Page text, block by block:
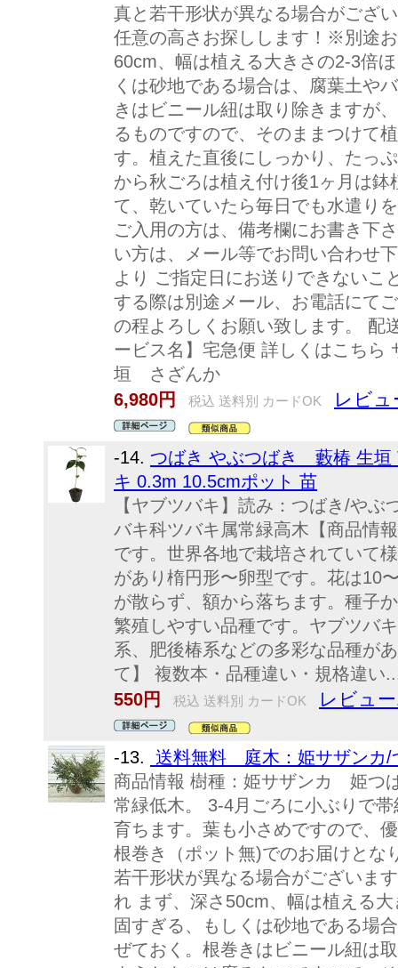
真と若干形状が異なる場合がご
任意の高さお探しします！※別途
60cm、幅は植える大きさの2-3倍
くは砂地である場合は、腐葉土や
きはビニール紐は取り除きますが
るものですので、そのままつけて
す。植えた直後にしっかり、たっ
から秋ごろは植え付け後1ヶ月は
て、乾いていたら毎日でも水遣り
ご入用の方は、備考欄にお書き下
い方は、メール等でお問い合わせ
より ご指定日にお送りできないこ
する際は別途メール、お電話にて
の程よろしくお願い致します。 配
ービス名】宅急便 詳しくはこちら
垣 さざんか
6,980円
税込 送料別 カードOK レビュ
-14. つばき やぶつばき 藪椿 生垣
キ 0.3m 10.5cmポット 苗
【ヤブツバキ】読み：つばき/や
バキ科ツバキ属常緑高木【商品情
です。世界各地で栽培されていて
があり楕円形〜卵型です。花は10
が散らず、額から落ちます。種子
繁殖しやすい品種です。ヤブツバ
系、肥後椿系などの多彩な品種が
て】 複数本・品種違い・規格違い
550円
税込 送料別 カードOK レビュ
-13.
送料無料 庭木：姫サザン
商品情報 樹種：姫サザンカ 姫
常緑低木。 3-4月ごろに小ぶりで
育ちます。葉も小さめですので、
根巻き（ポット無)でのお届けとな
若干形状が異なる場合がござい
れ まず、深さ50cm、幅は植える
固すぎる、もしくは砂地である場
ぜておく。根巻きはビニール紐は